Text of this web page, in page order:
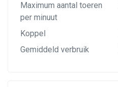
Maximum aantal toeren
per minuut
Koppel
Gemiddeld verbruik